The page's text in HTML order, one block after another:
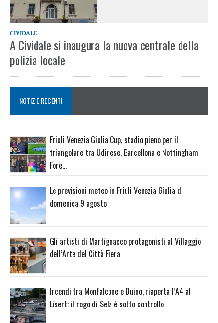
CIVIDALE
A Cividale si inaugura la nuova centrale della
polizia locale
NOTIZIE RECENTI
Friuli Venezia Giulia Cup, stadio pieno per il
triangolare tra Udinese, Barcellona e Nottingham
Fore…
Le previsioni meteo in Friuli Venezia Giulia di
domenica 9 agosto
Gli artisti di Martignacco protagonisti al Villaggio
dell’Arte del Città Fiera
Incendi tra Monfalcone e Duino, riaperta l’A4 al
Lisert: il rogo di Selz è sotto controllo